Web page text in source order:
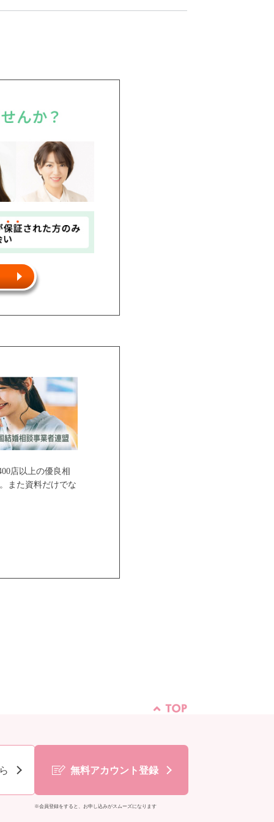
紹介
店以上の優良相
また資料だけでな
無料アカウント登録
※会員登録をすると、お申し込みがスムーズになります